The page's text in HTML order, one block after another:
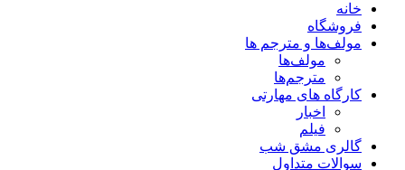
خانه
فروشگاه
مولف‌ها و مترجم ها
مولف‌ها
مترجم‌ها
کارگاه های مهارتی
اخبار
فیلم
گالری مشق شب
سوالات متداول